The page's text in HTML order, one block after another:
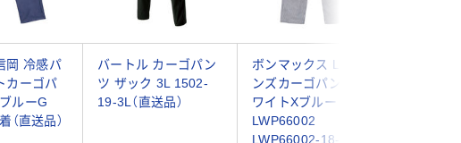
岡 冷感パ
カーゴパ
ルーG
（直送品）
バートル カーゴパン
ツ ザック 3L 1502-
19-3L（直送品）
ボンマックス Leeメ
ンズカーゴパンツ ホ
ワイトXブルー XXL
LWP66002
LWP66002-18-XXL 1